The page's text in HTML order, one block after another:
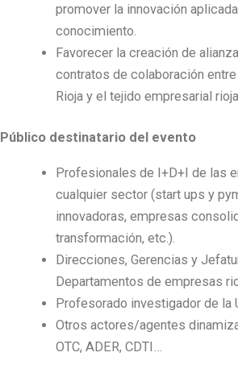
promover la innovación
conocimiento.
Favorecer la creación de
contratos de colaboración
Rioja y el tejido empresarial
Público destinatario del evento
Profesionales de I+D+I de las
cualquier sector (start ups y
innovadoras, empresas
transformación, etc.).
Direcciones, Gerencias y
Departamentos de empresas
Profesorado investigador de la
Otros actores/agentes
OTC, ADER, CDTI…